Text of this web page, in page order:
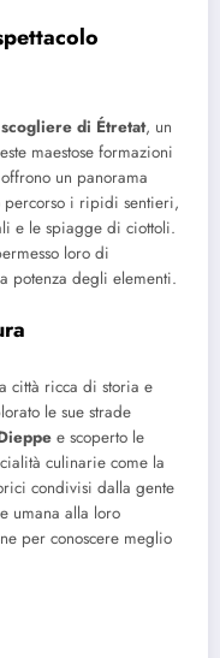
scogliere di Étretat, un
maestose formazioni
un panorama
percorso i ripidi sentieri,
e le spiagge di ciottoli.
loro di
potenza degli elementi.
città ricca di storia e
le sue strade
e scoperto le
culinarie come la
condivisi dalla gente
umana alla loro
per conoscere meglio